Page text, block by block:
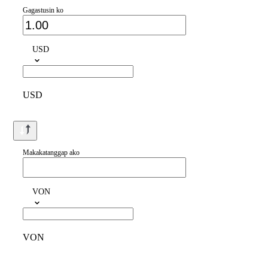
Gagastusin ko
USD
USD
Makakatanggap ako
VON
VON